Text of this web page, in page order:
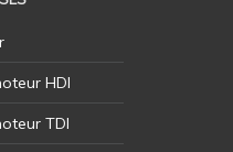
HDI
TDI